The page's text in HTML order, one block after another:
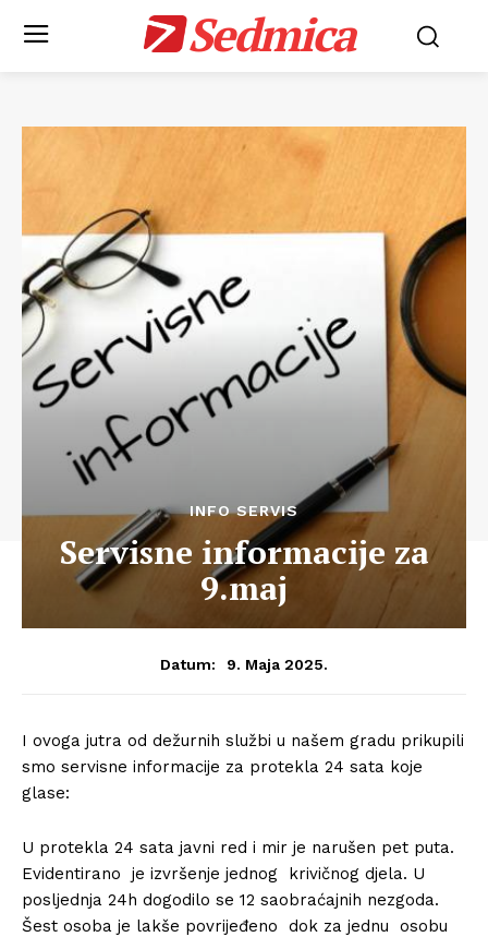
Sedmica
INFO SERVIS
Servisne informacije za
9.maj
Datum: 9. Maja 2025.
I ovoga jutra od dežurnih službi u našem gradu prikupili
smo servisne informacije za protekla 24 sata koje
glase:
U protekla 24 sata javni red i mir je narušen pet puta.
Evidentirano je izvršenje jednog krivičnog djela. U
posljednja 24h dogodilo se 12 saobraćajnih nezgoda.
Šest osoba je lakše povrijeđeno dok za jednu osobu